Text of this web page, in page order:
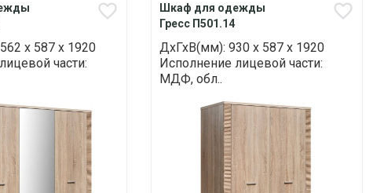
х 587 х 1920
части:
Шкаф для одежды
Гресс П501.14
ДхГхВ(мм): 930 х 587 х 1920
Исполнение лицевой части:
МДФ, обл..